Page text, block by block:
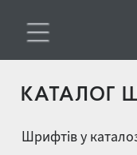
КАТАЛОГ
Шрифтів у